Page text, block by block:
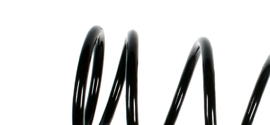
Délka
315 mm
Hmotnost
1,70 kg
Tvar
pružiny
Šroubovitá
pružina s
konstatním
průměrem
Vnější
průměr
126 mm